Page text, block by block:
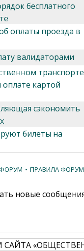
бесплатного
оплаты проезда в
валидаторами
транспорте
картой
сэкономить
билеты на
• ПРАВИЛА
новые
САЙТА